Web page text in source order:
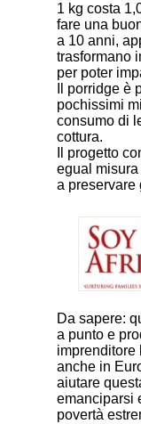
1 kg costa
fare una
a 10 anni,
trasformano
per poter
Il porridge è
pochissimi
consumo di
cottura.
Il progetto
egual
a preservare
Da sapere:
a punto e
imprenditore
anche in
aiutare
emanciparsi
povertà